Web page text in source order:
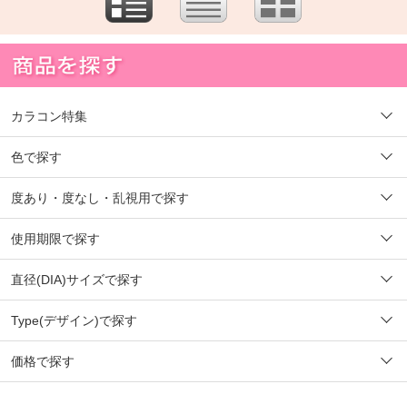
カラコン特集
色で探す
度あり・度なし・乱視用で探す
使用期限で探す
直径(DIA)サイズで探す
Type(デザイン)で探す
価格で探す